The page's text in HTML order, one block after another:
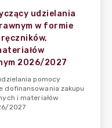
udzielania
w formie
2026/2027
pomocy
dofinansowania zakupu
i materiałów
2027